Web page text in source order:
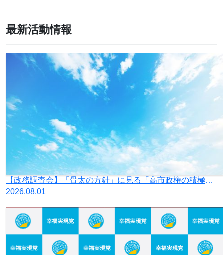
最新活動情報
【政務調査会】「骨太の方針」に見る「高市政権の積極財政」の落とし穴
2026.08.01